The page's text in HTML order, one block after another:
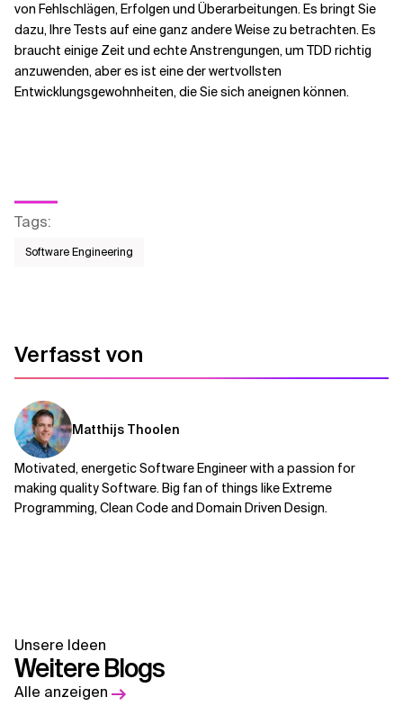
von Fehlschlägen, Erfolgen und Überarbeitungen. Es bringt Sie
dazu, Ihre Tests auf eine ganz andere Weise zu betrachten. Es
braucht einige Zeit und echte Anstrengungen, um TDD richtig
anzuwenden, aber es ist eine der wertvollsten
Entwicklungsgewohnheiten, die Sie sich aneignen können.
Tags:
Software Engineering
Verfasst von
Matthijs Thoolen
Motivated, energetic Software Engineer with a passion for
making quality Software. Big fan of things like Extreme
Programming, Clean Code and Domain Driven Design.
Unsere Ideen
Weitere Blogs
Alle anzeigen